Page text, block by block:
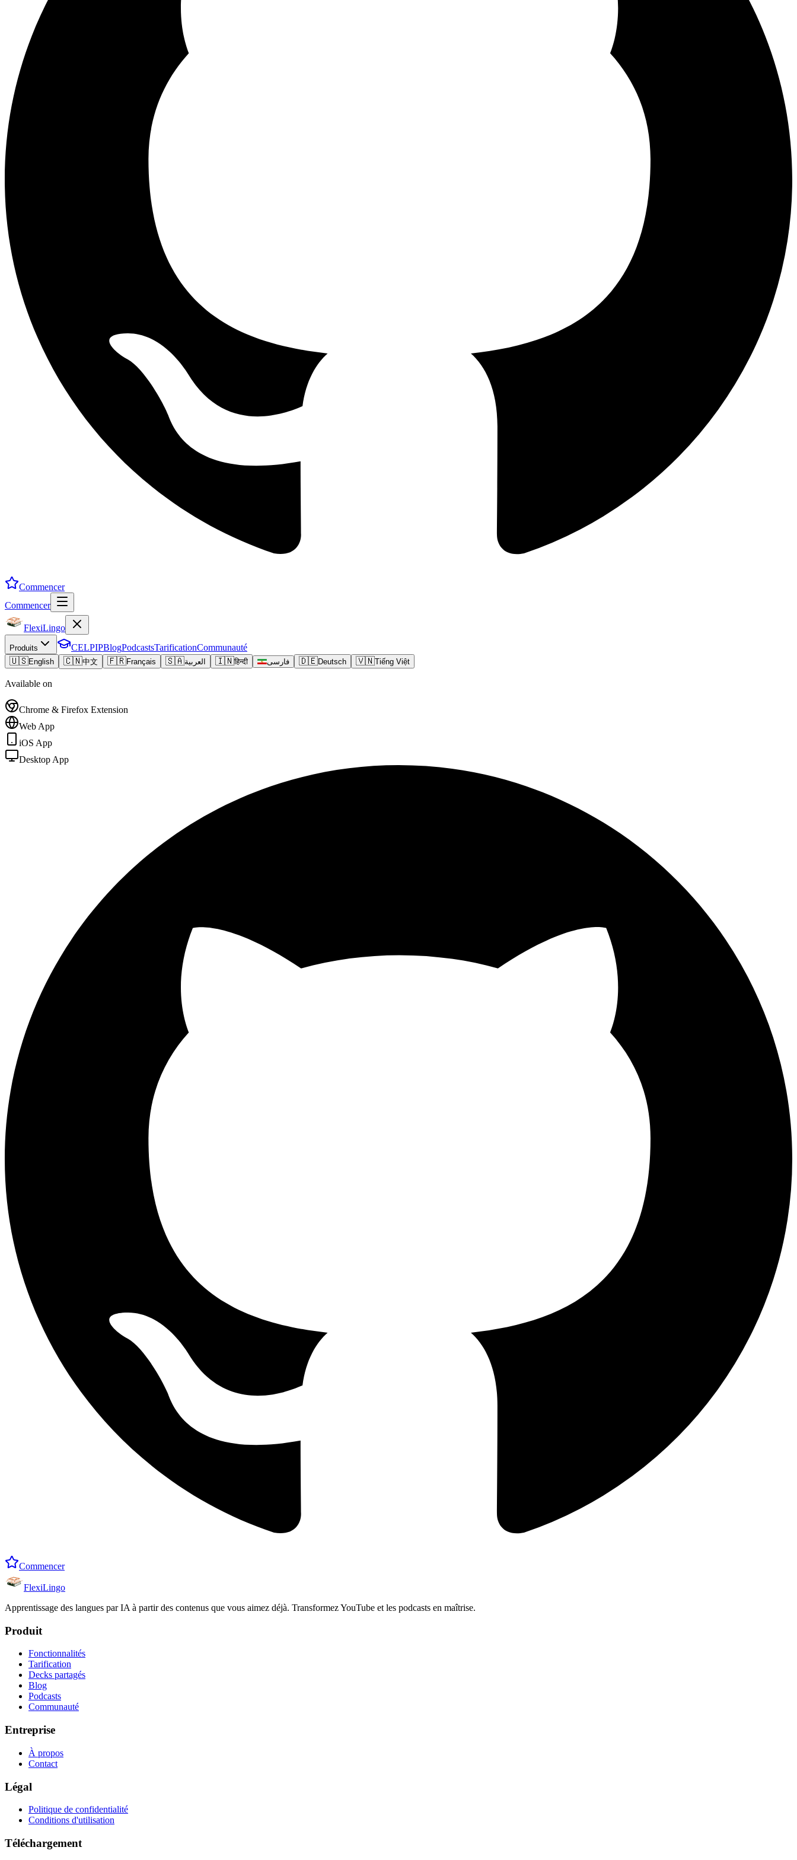
Commencer
Commencer
FlexiLingo
Produits CELPIPBlogPodcastsTarificationCommunauté
🇺🇸English 🇨🇳中文 🇫🇷Français 🇸🇦العربية 🇮🇳हिन्दी فارسی 🇩🇪Deutsch 🇻🇳Tiếng Việt
Available on
Chrome & Firefox Extension
Web App
iOS App
Desktop App
Commencer
FlexiLingo
Apprentissage des langues par IA à partir des contenus que vous aimez déjà. Transformez YouTube et les podcasts en maîtrise.
Produit
Fonctionnalités
Tarification
Decks partagés
Blog
Podcasts
Communauté
Entreprise
À propos
Contact
Légal
Politique de confidentialité
Conditions d'utilisation
Téléchargement